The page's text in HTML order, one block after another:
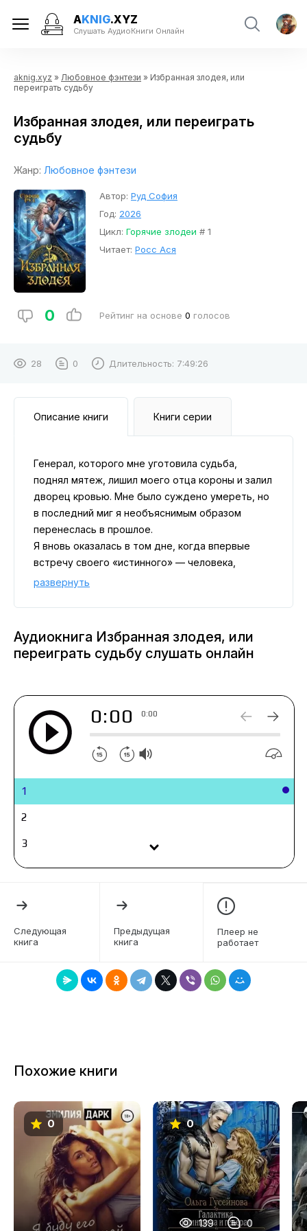
AKNIG.XYZ
Слушать АудиоКниги Онлайн
aknig.xyz » Любовное фэнтези » Избранная злодея, или
переиграть судьбу
Избранная злодея, или переиграть
судьбу
Жанр: Любовное фэнтези
Автор: Руд София
Год: 2026
Цикл: Горячие злодеи # 1
Читает: Росс Ася
0 Рейтинг на основе 0 голосов
28 0 Длительность: 7:49:26
Описание книги Книги серии
Генерал, которого мне уготовила судьба,
поднял мятеж, лишил моего отца короны и залил
дворец кровью. Мне было суждено умереть, но
в последний миг я необъяснимым образом
перенеслась в прошлое.
Я вновь оказалась в том дне, когда впервые
встречу своего «истинного» — человека,
который должен разрушить мою жизнь и
предначертанный путь… но на этот раз я
В книге:
Юная героиня, готовая на всё ради спасения
Генерал — загадочная тёмная лошадка с
пугающей аурой злодея
Интриги, заговоры и тайны
От ненависти до любви
Сильные эмоции и напряжение
ХЭ
развернуть
Аудиокнига Избранная злодея, или
переиграть судьбу слушать онлайн
0:00 0:00
1
2
3
4
7
12
13
14
Следующая
книга
Предыдущая
книга
Плеер не
работает
Похожие книги
0 0
139 0